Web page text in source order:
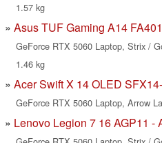
1.57 kg
Asus TUF Gaming A14
GeForce RTX 5060 Laptop, Strix /
1.46 kg
Acer Swift X 14 OLED
GeForce RTX 5060 Laptop, Arrow
Lenovo Legion 7 16 AGP11 -